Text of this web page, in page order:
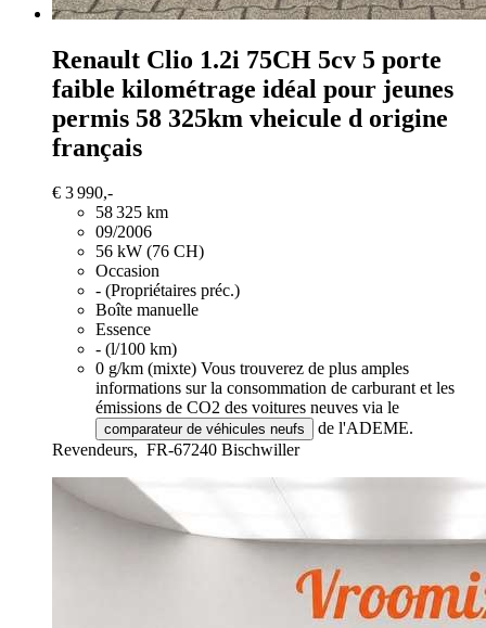
Renault Clio 1.2i 75CH 5cv 5 porte
faible kilométrage idéal pour jeunes
permis 58 325km vheicule d origine
français
€ 3 990,-
58 325 km
09/2006
56 kW (76 CH)
Occasion
- (Propriétaires préc.)
Boîte manuelle
Essence
- (l/100 km)
0 g/km (mixte) Vous trouverez de plus amples
informations sur la consommation de carburant et les
émissions de CO2 des voitures neuves via le
comparateur de véhicules neufs
de l'ADEME.
Revendeurs, FR-67240 Bischwiller